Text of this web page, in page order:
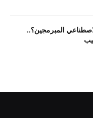
المبرمجين؟..